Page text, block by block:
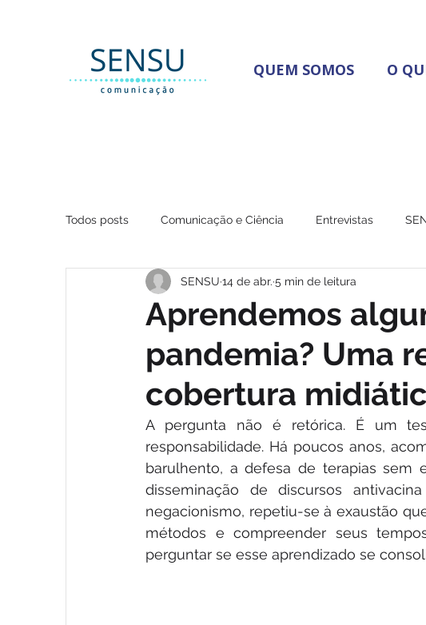
QUEM SOMOS O
Todos posts Comunicação e Ciência Entrevistas
SENSU na Mídia Ensino
Aprendemos
pandemia? Uma
cobertura
SENSU 14 de abr. 5 min de leitura
A pergunta não é retórica. É um
responsabilidade. Há poucos anos,
barulhento, a defesa de terapias sem
disseminação de discursos
negacionismo, repetiu-se à exaustão
métodos e compreender seus
perguntar se esse aprendizado se